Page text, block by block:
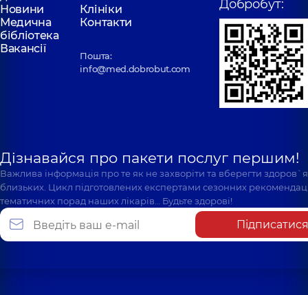
Новини
Клініки
Медична
бібліотека
Контакти
Вакансії
Пошта:
info@med.dobrobut.com
Добробут:
Дізнавайся про пакети послуг першим!
Важлива інформація про те як не захворіти та вберегти
близьких. Цикл підготовлених експертами сезонних
тематичних порад наших лікарів… Будьте здорові!
Підписатися